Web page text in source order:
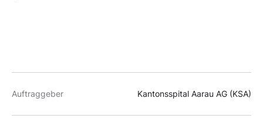
Auftraggeber Kantonsspital Aarau AG (KSA)